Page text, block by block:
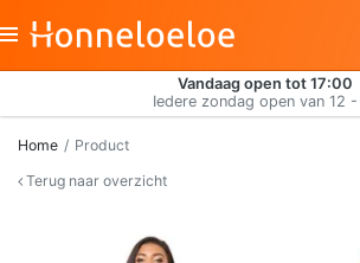
Vandaag open tot 17:00
Iedere zondag open van 12 -
Home
Product
Terug naar overzicht